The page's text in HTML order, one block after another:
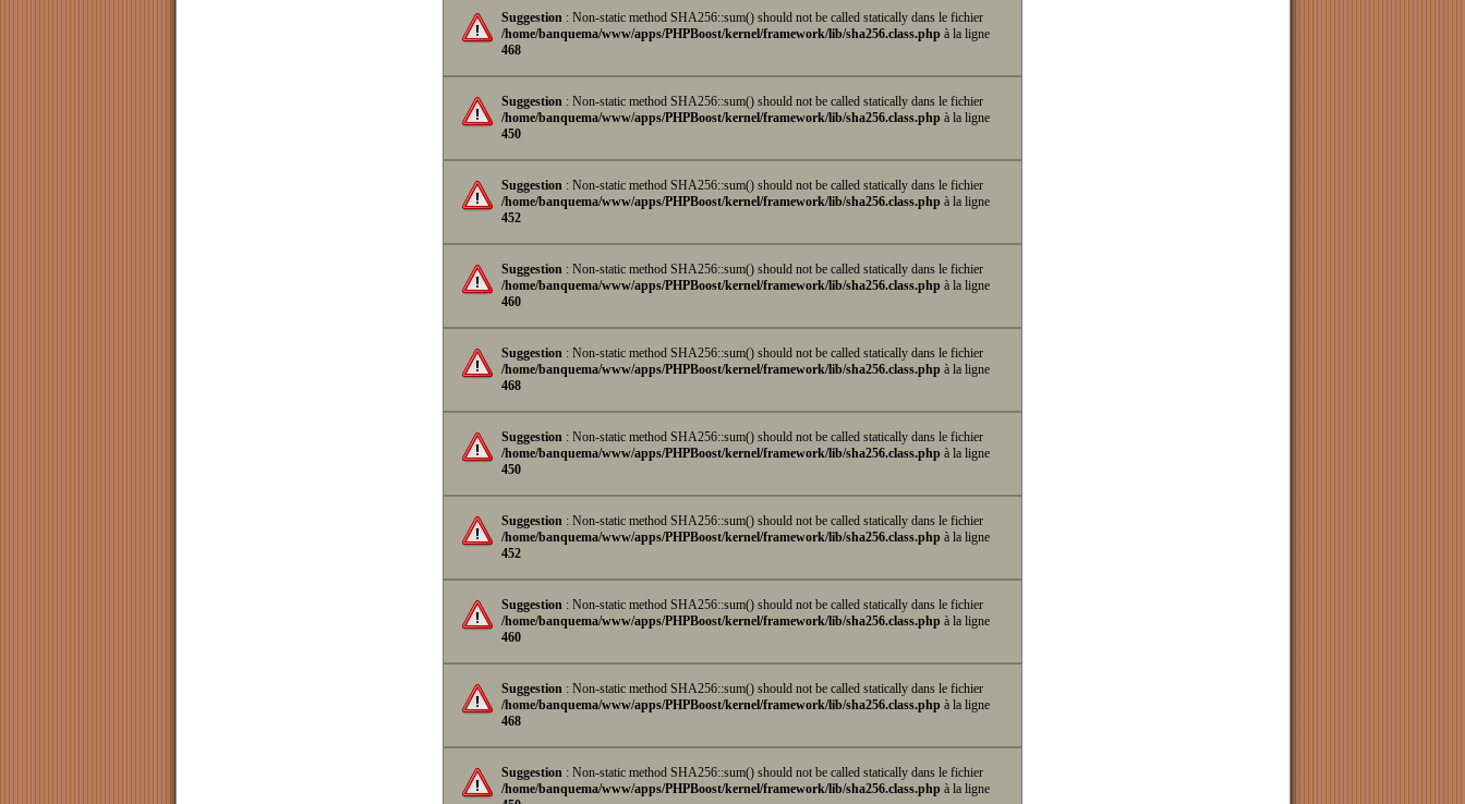
Suggestion : Non-static method SHA256::sum() should not be called statically dans le fichier
/home/banquema/www/apps/PHPBoost/kernel/framework/lib/sha256.class.php à la ligne
468
Suggestion : Non-static method SHA256::sum() should not be called statically dans le fichier
/home/banquema/www/apps/PHPBoost/kernel/framework/lib/sha256.class.php à la ligne
450
Suggestion : Non-static method SHA256::sum() should not be called statically dans le fichier
/home/banquema/www/apps/PHPBoost/kernel/framework/lib/sha256.class.php à la ligne
452
Suggestion : Non-static method SHA256::sum() should not be called statically dans le fichier
/home/banquema/www/apps/PHPBoost/kernel/framework/lib/sha256.class.php à la ligne
460
Suggestion : Non-static method SHA256::sum() should not be called statically dans le fichier
/home/banquema/www/apps/PHPBoost/kernel/framework/lib/sha256.class.php à la ligne
468
Suggestion : Non-static method SHA256::sum() should not be called statically dans le fichier
/home/banquema/www/apps/PHPBoost/kernel/framework/lib/sha256.class.php à la ligne
450
Suggestion : Non-static method SHA256::sum() should not be called statically dans le fichier
/home/banquema/www/apps/PHPBoost/kernel/framework/lib/sha256.class.php à la ligne
452
Suggestion : Non-static method SHA256::sum() should not be called statically dans le fichier
/home/banquema/www/apps/PHPBoost/kernel/framework/lib/sha256.class.php à la ligne
460
Suggestion : Non-static method SHA256::sum() should not be called statically dans le fichier
/home/banquema/www/apps/PHPBoost/kernel/framework/lib/sha256.class.php à la ligne
468
Suggestion : Non-static method SHA256::sum() should not be called statically dans le fichier
/home/banquema/www/apps/PHPBoost/kernel/framework/lib/sha256.class.php à la ligne